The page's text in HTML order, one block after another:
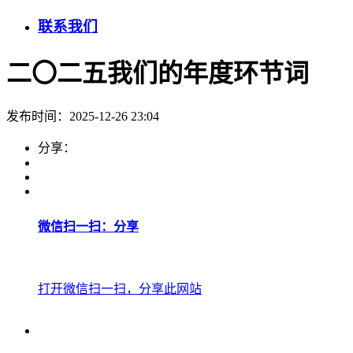
联系我们
二〇二五我们的年度环节词
发布时间：2025-12-26 23:04
分享：
微信扫一扫：分享
打开微信扫一扫，分享此网站